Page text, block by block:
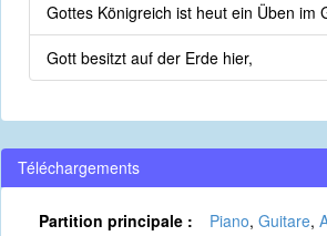
Gottes Königreich ist heut ein Üben im
Gott besitzt auf der Erde hier,
Téléchargements
Partition principale : Piano, Guitare,